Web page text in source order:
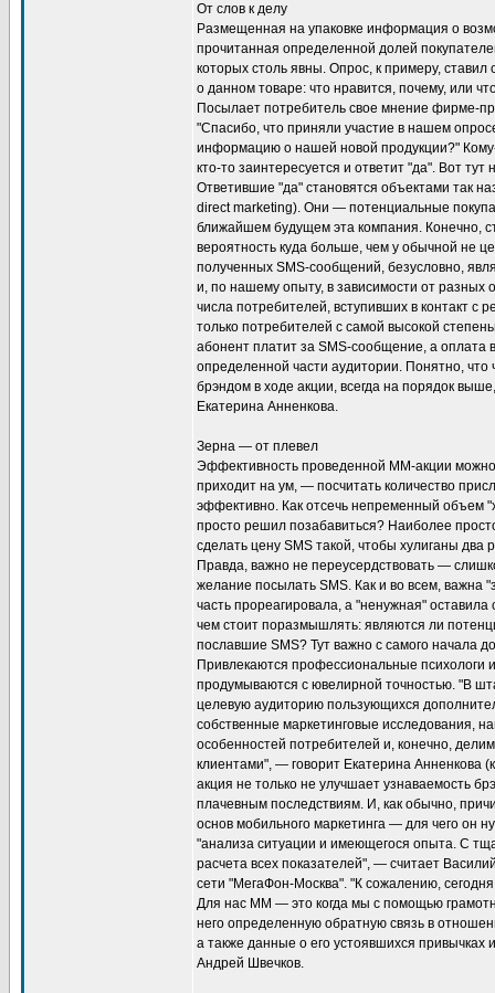
От слов к делу
Размещенная на упаковке информация о
прочитанная определенной долей
которых столь явны. Опрос, к примеру,
о данном товаре: что нравится, почему, или
Посылает потребитель свое мнение фирме-
"Спасибо, что приняли участие в нашем
информацию о нашей новой продукции?"
кто-то заинтересуется и ответит "да". Вот
Ответившие "да" становятся объектами так
direct marketing). Они — потенциальные
ближайшем будущем эта компания. Конечно,
вероятность куда больше, чем у обычной не
полученных SMS-сообщений, безусловно,
и, по нашему опыту, в зависимости от разных
числа потребителей, вступивших в контакт с
только потребителей с самой высокой
абонент платит за SMS-сообщение, а оплата
определенной части аудитории. Понятно, что
брэндом в ходе акции, всегда на порядок
Екатерина Анненкова.
Зерна — от плевел
Эффективность проведенной ММ-акции
приходит на ум, — посчитать количество
эффективно. Как отсечь непременный объем
просто решил позабавиться? Наиболее
сделать цену SMS такой, чтобы хулиганы два
Правда, важно не переусердствовать —
желание посылать SMS. Как и во всем, важна
часть прореагировала, а "ненужная"
чем стоит поразмышлять: являются ли
пославшие SMS? Тут важно с самого начала
Привлекаются профессиональные психологи
продумываются с ювелирной точностью. "В
целевую аудиторию пользующихся
собственные маркетинговые исследования,
особенностей потребителей и, конечно,
клиентами", — говорит Екатерина Анненкова
акция не только не улучшает узнаваемость
плачевным последствиям. И, как обычно,
основ мобильного маркетинга — для чего он
"анализа ситуации и имеющегося опыта. С
расчета всех показателей", — считает
сети "МегаФон-Москва". "К сожалению,
Для нас ММ — это когда мы с помощью
него определенную обратную связь в
а также данные о его устоявшихся
Андрей Швечков.